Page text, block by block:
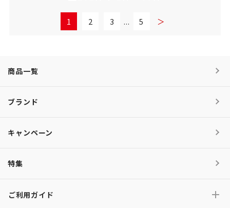
1 2 3 ... 5 ＞
商品一覧
ブランド
キャンペーン
特集
ご利用ガイド